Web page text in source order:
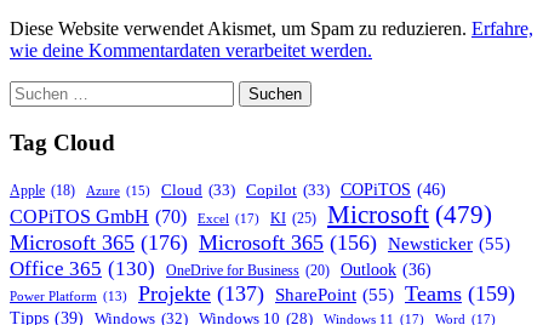
Diese Website verwendet Akismet, um Spam zu reduzieren. Erfahre,
wie deine Kommentardaten verarbeitet werden.
Suchen
nach:
Tag Cloud
Apple (18) Azure (15) Cloud (33) Copilot (33) COPiTOS (46)
COPiTOS GmbH (70) Excel (17) KI (25) Microsoft (479)
Microsoft 365 (176) Microsoft 365 (156) Newsticker (55)
Office 365 (130) OneDrive for Business (20) Outlook (36)
Power Platform (13) Projekte (137) SharePoint (55) Teams (159)
Tipps (39) Windows (32) Windows 10 (28) Windows 11 (17) Word (17)